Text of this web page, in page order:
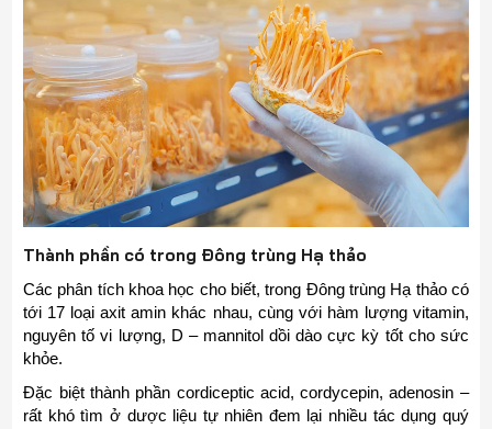
Thành phần có trong Đông trùng Hạ thảo
Các phân tích khoa học cho biết, trong Đông trùng Hạ thảo có
tới 17 loại axit amin khác nhau, cùng với hàm lượng vitamin,
nguyên tố vi lượng, D – mannitol dồi dào cực kỳ tốt cho sức
khỏe.
Đặc biệt thành phần cordiceptic acid, cordycepin, adenosin –
rất khó tìm ở dược liệu tự nhiên đem lại nhiều tác dụng quý